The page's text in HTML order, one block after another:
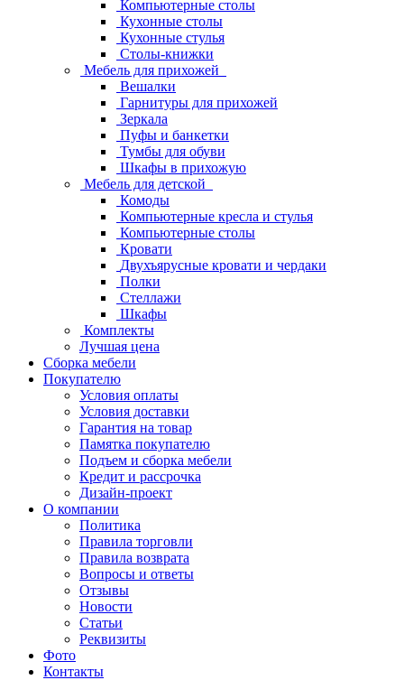
Компьютерные столы
Кухонные столы
Кухонные стулья
Столы-книжки
Мебель для прихожей
Вешалки
Гарнитуры для прихожей
Зеркала
Пуфы и банкетки
Тумбы для обуви
Шкафы в прихожую
Мебель для детской
Комоды
Компьютерные кресла и стулья
Компьютерные столы
Кровати
Двухъярусные кровати и чердаки
Полки
Стеллажи
Шкафы
Комплекты
Лучшая цена
Сборка мебели
Покупателю
Условия оплаты
Условия доставки
Гарантия на товар
Памятка покупателю
Подъем и сборка мебели
Кредит и рассрочка
Дизайн-проект
О компании
Политика
Правила торговли
Правила возврата
Вопросы и ответы
Отзывы
Новости
Статьи
Реквизиты
Фото
Контакты